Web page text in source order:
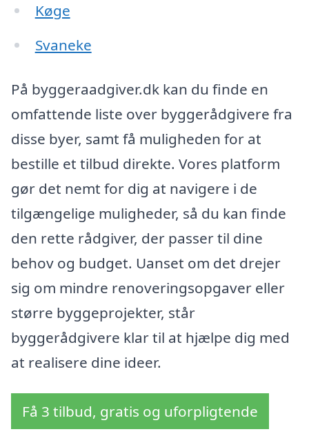
Køge
Svaneke
På byggeraadgiver.dk kan du finde en
omfattende liste over byggerådgivere fra
disse byer, samt få muligheden for at
bestille et tilbud direkte. Vores platform
gør det nemt for dig at navigere i de
tilgængelige muligheder, så du kan finde
den rette rådgiver, der passer til dine
behov og budget. Uanset om det drejer
sig om mindre renoveringsopgaver eller
større byggeprojekter, står
byggerådgivere klar til at hjælpe dig med
at realisere dine ideer.
Få 3 tilbud, gratis og uforpligtende